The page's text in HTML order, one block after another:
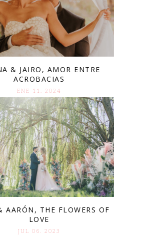
& JAIRO, AMOR ENTRE
ACROBACIAS
ENE 11. 2024
AARÓN, THE FLOWERS OF
LOVE
JUL 06. 2023